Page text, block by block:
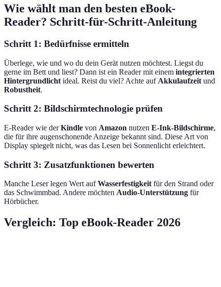
Wie wählt man den besten eBook-
Reader? Schritt-für-Schritt-Anleitung
Schritt 1: Bedürfnisse ermitteln
Überlege, wie und wo du dein Gerät nutzen möchtest. Liegst du
gerne im Bett und liest? Dann ist ein Reader mit einem integrierten
Hintergrundlicht ideal. Reist du viel? Achte auf Akkulaufzeit und
Robustheit.
Schritt 2: Bildschirmtechnologie prüfen
E-Reader wie derKindle von Amazon nutzen E-Ink-Bildschirme,
die für ihre augenschonende Anzeige bekannt sind. Diese Art von
Display spiegelt nicht, was das Lesen bei Sonnenlicht erleichtert.
Schritt 3: Zusatzfunktionen bewerten
Manche Leser legen Wert aufWasserfestigkeitfür den Strand oder
das Schwimmbad. Andere möchten Audio-Unterstützung für
Hörbücher.
Vergleich: Top eBook-Reader 2026